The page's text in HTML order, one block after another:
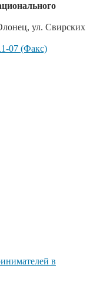
ул. Свирских
07 (Факс)